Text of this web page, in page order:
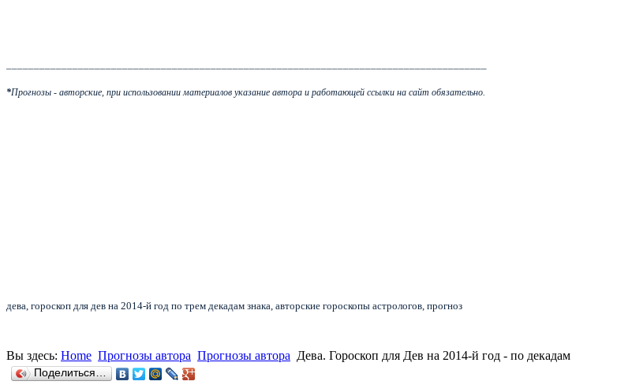
*Прогнозы - авторские, при использовании материалов указание автора и работающей ссылки на сайт обязательно.
дева, гороскоп для дев на 2014-й год по трем декадам знака, авторские гороскопы астрологов, прогноз
Вы здесь: Home Прогнозы автора Прогнозы автора Дева. Гороскоп для Дев на 2014-й год - по декадам
Поделиться…